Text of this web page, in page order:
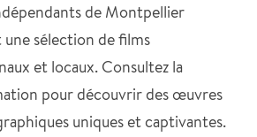
de Montpellier
sélection de films
et locaux. Consultez la
pour découvrir des œuvres
uniques et captivantes.